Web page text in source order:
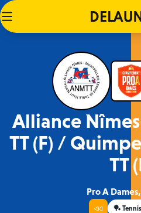
Alliance
TT (F) /
TT
Pro A
🏓